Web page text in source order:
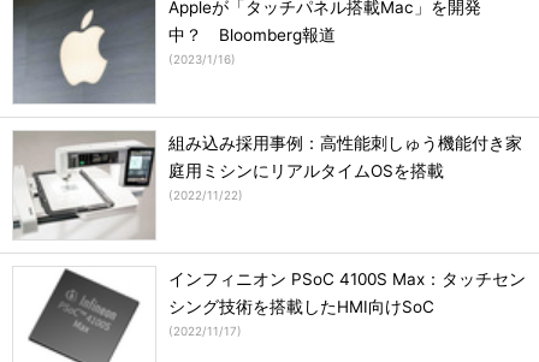
Appleが「タッチパネル搭載Mac」を開発
中？ Bloomberg報道
(2023/1/16)
組み込み採用事例：高性能刺しゅう機能付き家
庭用ミシンにリアルタイムOSを搭載
(2022/11/22)
インフィニオン PSoC 4100S Max：タッチセン
シング技術を搭載したHMI向けSoC
(2022/11/17)